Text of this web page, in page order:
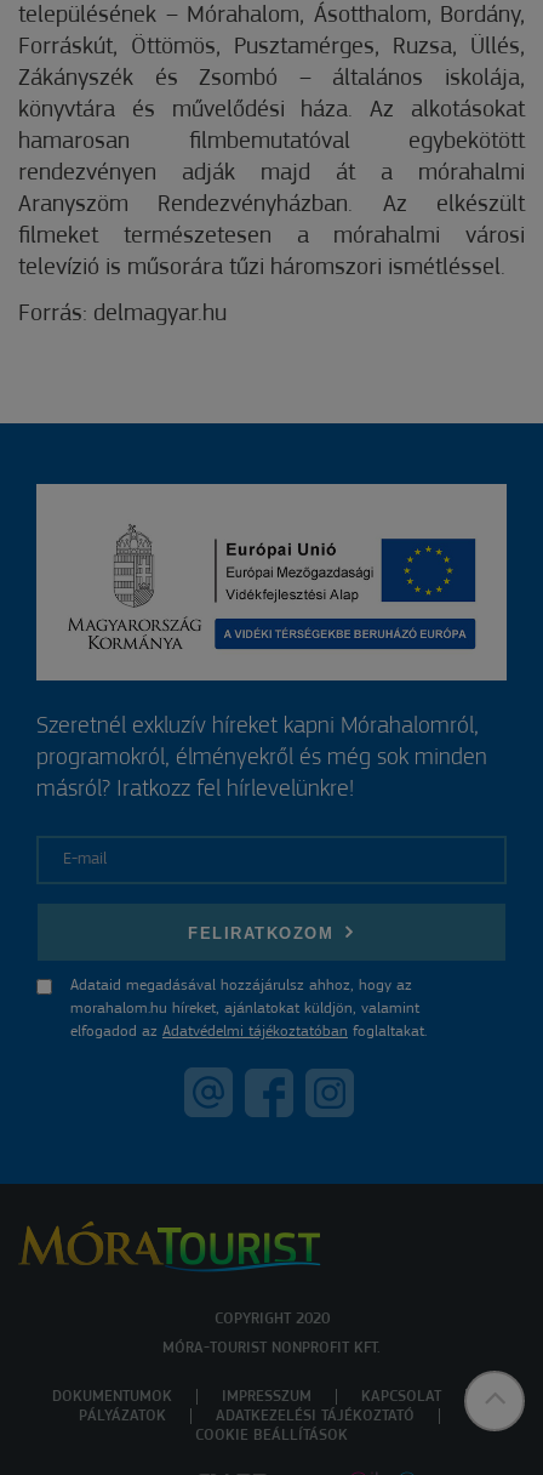
településének – Mórahalom, Ásotthalom, Bordány,
Forráskút, Öttömös, Pusztamérges, Ruzsa, Üllés,
Zákányszék és Zsombó – általános iskolája,
könyvtára és művelődési háza. Az alkotásokat
hamarosan filmbemutatóval egybekötött
rendezvényen adják majd át a mórahalmi
Aranyszöm Rendezvényházban. Az elkészült
filmeket természetesen a mórahalmi városi
televízió is műsorára tűzi háromszori ismétléssel.
Forrás: delmagyar.hu
Szeretnél exkluzív híreket kapni Mórahalomról,
programokról, élményekről és még sok minden
másról? Iratkozz fel hírlevelünkre!
FELIRATKOZOM
Adataid megadásával hozzájárulsz ahhoz, hogy az
morahalom.hu híreket, ajánlatokat küldjön, valamint
elfogadod az Adatvédelmi tájékoztatóban foglaltakat.
COPYRIGHT 2020
MÓRA-TOURIST NONPROFIT KFT.
DOKUMENTUMOK IMPRESSZUM
KAPCSOLAT
PÁLYÁZATOK
ADATKEZELÉSI TÁJÉKOZTATÓ
COOKIE BEÁLLÍTÁSOK